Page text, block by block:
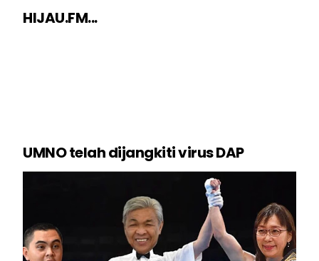
HIJAU.FM...
UMNO telah dijangkiti virus DAP